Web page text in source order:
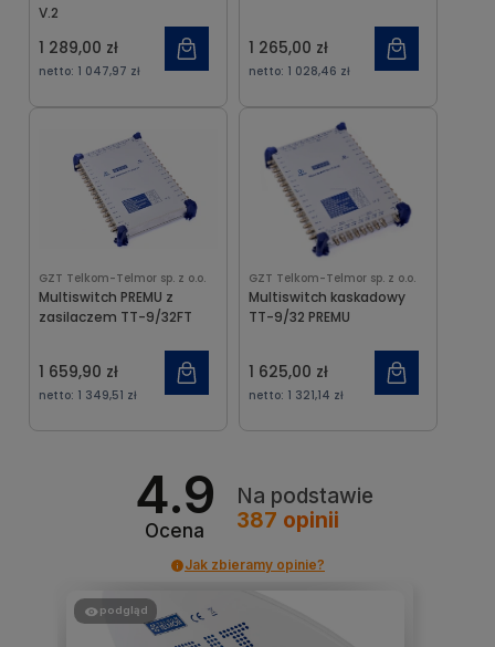
V.2
1 289,00 zł
netto: 1 047,97 zł
1 265,00 zł
netto: 1 028,46 zł
GZT Telkom-Telmor sp. z o.o.
Multiswitch PREMU z
zasilaczem TT-9/32FT
1 659,90 zł
netto: 1 349,51 zł
GZT Telkom-Telmor sp. z o.o.
Multiswitch kaskadowy
TT-9/32 PREMU
1 625,00 zł
netto: 1 321,14 zł
4.9
Ocena
Na podstawie
387 opinii
Jak zbieramy opinie?
podgląd